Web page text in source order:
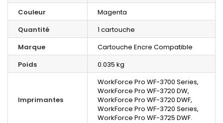
Couleur
Magenta
Quantité
1 cartouche
Marque
Cartouche Encre Compatible
Poids
0.035 kg
Imprimantes
WorkForce Pro WF-3700 Series,
WorkForce Pro WF-3720 DW,
WorkForce Pro WF-3720 DWF,
WorkForce Pro WF-3720 Series,
WorkForce Pro WF-3725 DWF.